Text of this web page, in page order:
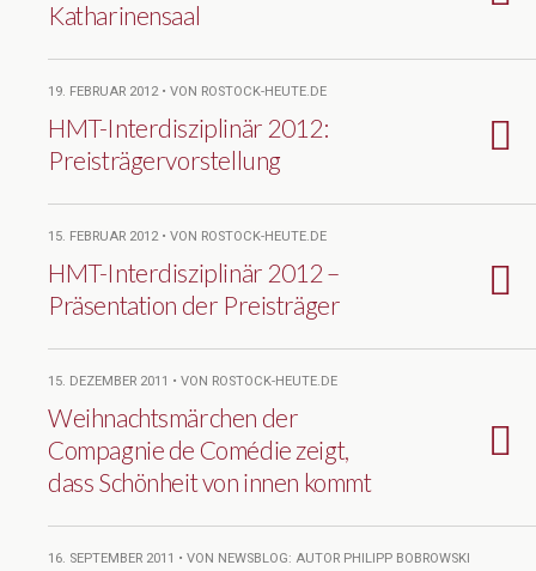
Katharinensaal
19. FEBRUAR 2012 • VON ROSTOCK-HEUTE.DE
HMT-Interdisziplinär 2012:
Preisträgervorstellung
15. FEBRUAR 2012 • VON ROSTOCK-HEUTE.DE
HMT-Interdisziplinär 2012 –
Präsentation der Preisträger
15. DEZEMBER 2011 • VON ROSTOCK-HEUTE.DE
Weihnachtsmärchen der
Compagnie de Comédie zeigt,
dass Schönheit von innen kommt
16. SEPTEMBER 2011 • VON NEWSBLOG: AUTOR PHILIPP BOBROWSKI